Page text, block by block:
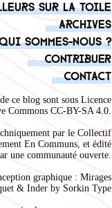
sur la toile
Archives
sommes-nous ?
Contribuer
Contact
ce blog sont sous Licence
Commons CC-BY-SA 4.0.
par le Collectif
En Communs, et édité
une communauté ouverte.
graphique : Mirages
t & Inder by Sorkin Type